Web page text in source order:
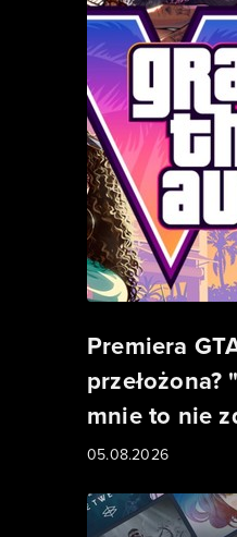
Premiera
przełożona?
mnie to nie
05.08.2026